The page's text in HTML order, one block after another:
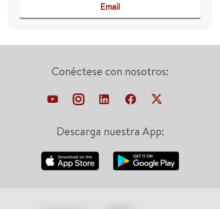
Email
Conéctese con nosotros:
Descarga nuestra App: